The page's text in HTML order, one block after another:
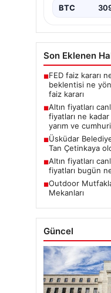
BTC
Son Eklenen
■FED faiz kararı
beklentisi ne
faiz kararı
■Altın fiyatları
fiyatları ne
yarım ve
■Üsküdar
Tan Çetinkaya
■Altın fiyatları
fiyatları bugün
■Outdoor
Mekanları
Güncel